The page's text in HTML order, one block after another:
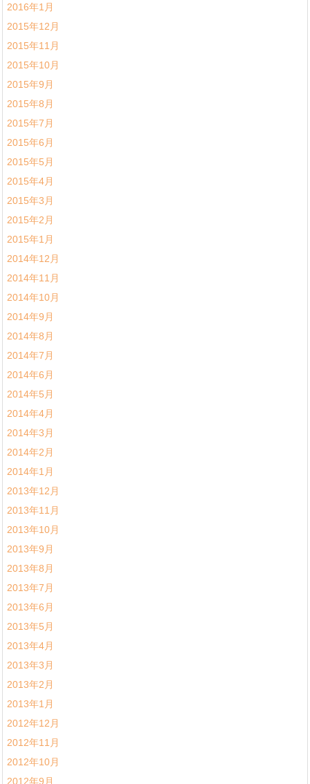
2016年1月
2015年12月
2015年11月
2015年10月
2015年9月
2015年8月
2015年7月
2015年6月
2015年5月
2015年4月
2015年3月
2015年2月
2015年1月
2014年12月
2014年11月
2014年10月
2014年9月
2014年8月
2014年7月
2014年6月
2014年5月
2014年4月
2014年3月
2014年2月
2014年1月
2013年12月
2013年11月
2013年10月
2013年9月
2013年8月
2013年7月
2013年6月
2013年5月
2013年4月
2013年3月
2013年2月
2013年1月
2012年12月
2012年11月
2012年10月
2012年9月